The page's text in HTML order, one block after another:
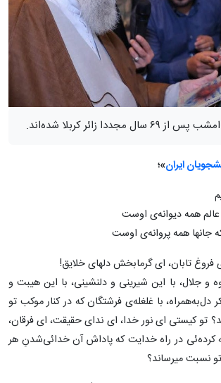
زائر کربلا شده‌اند.
ایران»؛
همه دیوانه‌ى اوست‌
همه پروانه‌ى اوست‌
فروغ تابان، اى گرمابخش دلهاى خلایق!
و جلال، با این شیرینى و دلنشینى، با این هیبت و
دل‌به‌همراه، با غلغله‌ى فرشتگان که در کنار موکب تو
تو کیستى اى نور خدا، اى نداى حقیقت، اى فرقان،
کرده‌ئى در راه خدایت که پاداش آن خدائى‌شدنِ هر
نسبت میرساند؟